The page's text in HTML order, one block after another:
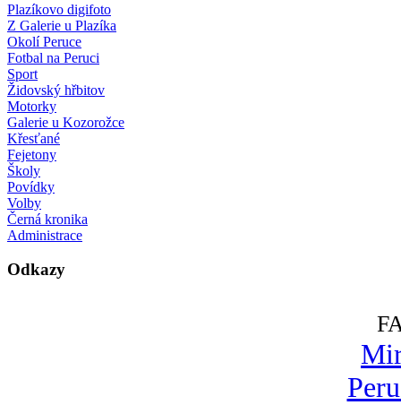
Plazíkovo digifoto
Z Galerie u Plazíka
Okolí Peruce
Fotbal na Peruci
Sport
Židovský hřbitov
Motorky
Galerie u Kozorožce
Křesťané
Fejetony
Školy
Povídky
Volby
Černá kronika
Administrace
Odkazy